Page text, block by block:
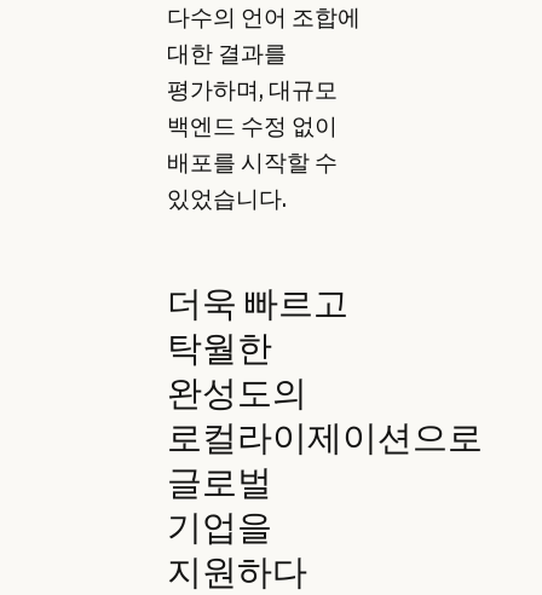
다수의 언어 조합에
대한 결과를
평가하며, 대규모
백엔드 수정 없이
배포를 시작할 수
있었습니다.
더욱 빠르고
탁월한
완성도의
로컬라이제이션으로
글로벌
기업을
지원하다